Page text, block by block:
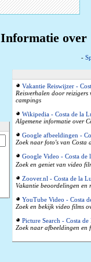
Informatie over
-
Vakantie Reiswijzer -
Reisverhalen door reizigers
campings
Wikipedia - Costa de la
Algemene informatie over
Google afbeeldingen -
Zoek naar foto's van Costa
Google Video - Costa de
Zoek en geniet van video
Zoover.nl - Costa de la
Vakantie beoordelingen en
YouTube Video - Costa
Zoek en bekijk video films
Picture Search - Costa de
Zoek naar afbeeldingen en